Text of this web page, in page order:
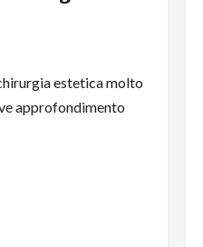
estetica molto
approfondimento